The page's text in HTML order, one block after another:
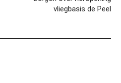
vliegbasis de Peel